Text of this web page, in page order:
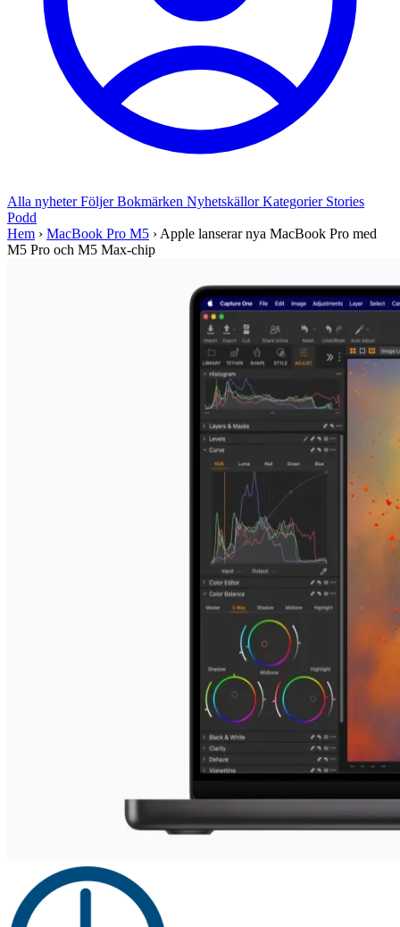
Alla nyheterFöljerBokmärken NyhetskällorKategorier Stories
Podd
Hem › MacBook Pro M5 › Apple lanserar nya MacBook Pro med
M5 Pro och M5 Max-chip